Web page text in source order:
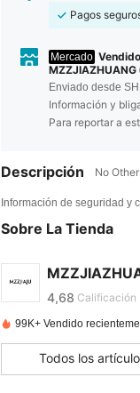
Pagos
Mercado
MZZJIAZHUANG
Enviado desde
Información y
Para reportar a
Descripción No
Información de seguridad y
Sobre La Tienda
4,68 Calificación
4,68
99K+ Vendido
Todos los